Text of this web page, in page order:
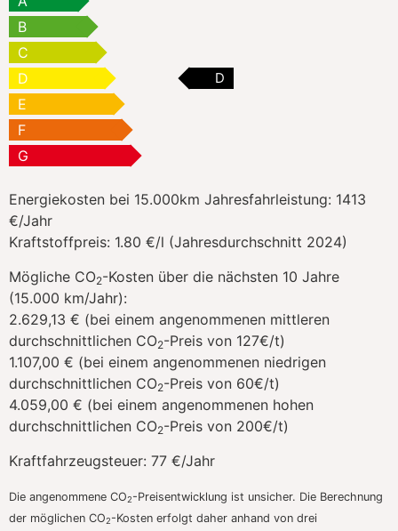
B
C
D
D
E
F
G
Energiekosten bei 15.000km Jahresfahrleistung: 1413
€/Jahr
Kraftstoffpreis: 1.80 €/l (Jahresdurchschnitt 2024)
Mögliche CO2-Kosten über die nächsten 10 Jahre
(15.000 km/Jahr):
2.629,13 € (bei einem angenommenen mittleren
durchschnittlichen CO2-Preis von 127€/t)
1.107,00 € (bei einem angenommenen niedrigen
durchschnittlichen CO2-Preis von 60€/t)
4.059,00 € (bei einem angenommenen hohen
durchschnittlichen CO2-Preis von 200€/t)
Kraftfahrzeugsteuer: 77 €/Jahr
Die angenommene CO2-Preisentwicklung ist unsicher. Die Berechnung
der möglichen CO2-Kosten erfolgt daher anhand von drei